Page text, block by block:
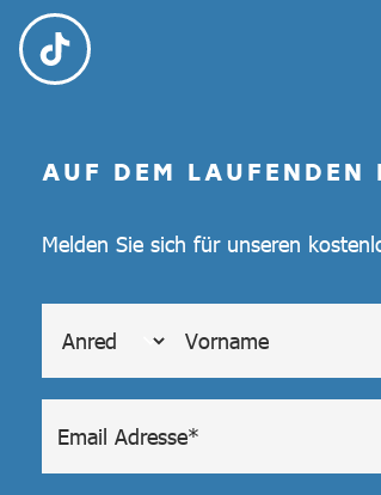
AUF DEM LAUFENDEN
Melden Sie sich für unseren